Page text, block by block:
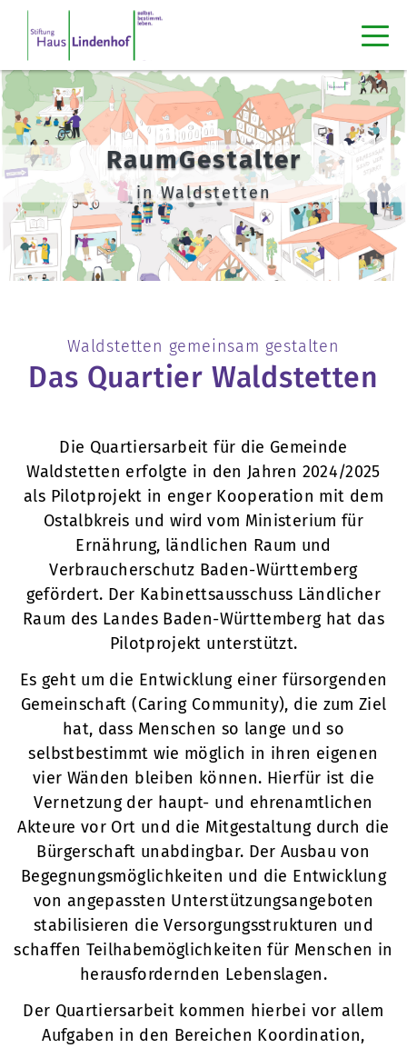
RaumGestalter
in Waldstetten
Waldstetten gemeinsam gestalten
Das Quartier Waldstetten
Die Quartiersarbeit für die Gemeinde
Waldstetten erfolgte in den Jahren 2024/2025
als Pilotprojekt in enger Kooperation mit dem
Ostalbkreis und wird vom Ministerium für
Ernährung, ländlichen Raum und
Verbraucherschutz Baden-Württemberg
gefördert. Der Kabinettsausschuss Ländlicher
Raum des Landes Baden-Württemberg hat das
Pilotprojekt unterstützt.
Es geht um die Entwicklung einer fürsorgenden
Gemeinschaft (Caring Community), die zum Ziel
hat, dass Menschen so lange und so
selbstbestimmt wie möglich in ihren eigenen
vier Wänden bleiben können. Hierfür ist die
Vernetzung der haupt- und ehrenamtlichen
Akteure vor Ort und die Mitgestaltung durch die
Bürgerschaft unabdingbar. Der Ausbau von
Begegnungsmöglichkeiten und die Entwicklung
von angepassten Unterstützungsangeboten
stabilisieren die Versorgungsstrukturen und
schaffen Teilhabemöglichkeiten für Menschen in
herausfordernden Lebenslagen.
Der Quartiersarbeit kommen hierbei vor allem
Aufgaben in den Bereichen Koordination,